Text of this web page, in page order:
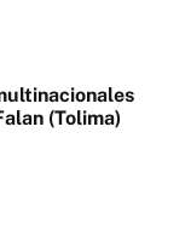
(Tolima)